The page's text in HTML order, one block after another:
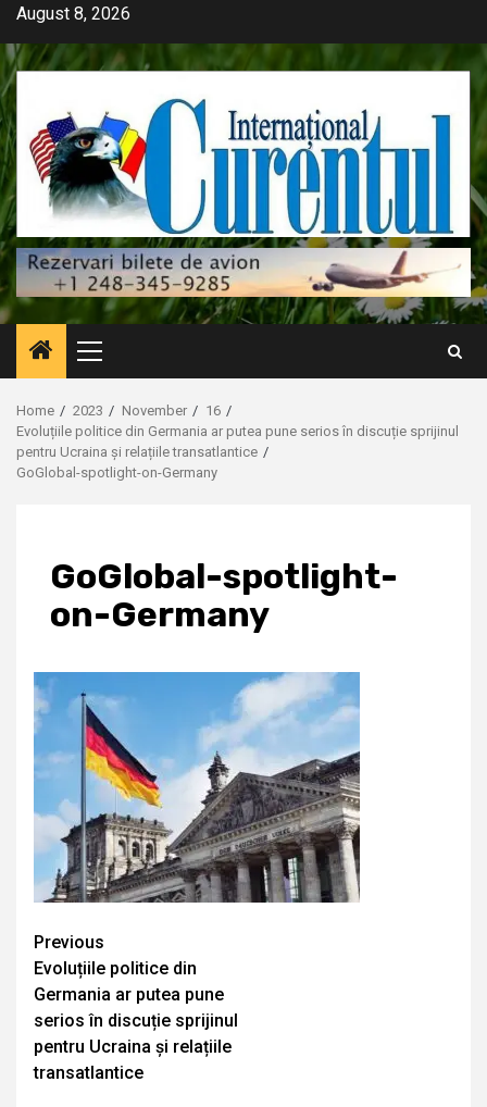
Skip
content
August 8, 2026
Primary
Menu
Home 2023 November
16
Evoluțiile politice din Germania ar putea pune serios în discuție sprijinul
pentru Ucraina și relațiile transatlantice
GoGlobal-spotlight-on-Germany
GoGlobal-spotlight-
on-Germany
Continue
Reading
Previous
Evoluțiile politice din
Germania ar putea pune
serios în discuție sprijinul
pentru Ucraina și relațiile
transatlantice